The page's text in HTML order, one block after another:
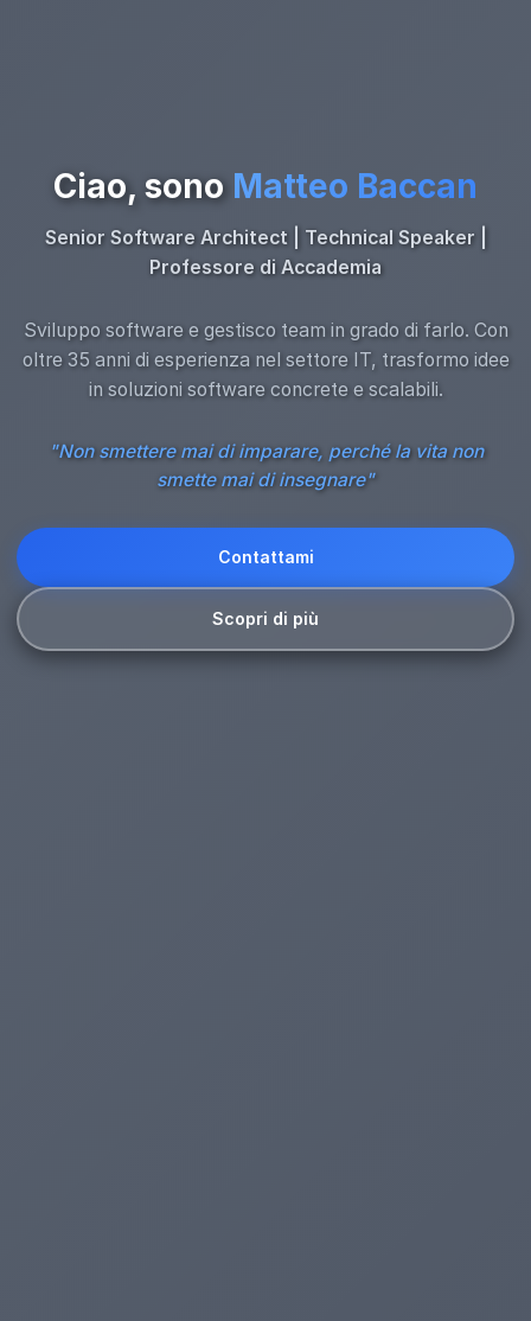
Ciao, sono Matteo Baccan
Senior Software Architect | Technical Speaker |
Professore di Accademia
Sviluppo software e gestisco team in grado di farlo. Con
oltre 35 anni di esperienza nel settore IT, trasformo idee
in soluzioni software concrete e scalabili.
"Non smettere mai di imparare, perché la vita non
smette mai di insegnare"
Contattami
Scopri di più